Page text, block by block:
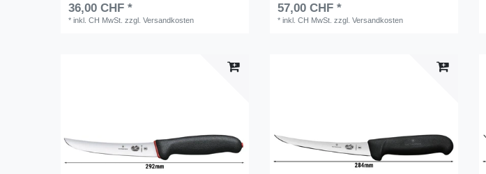
36,00 CHF *
*inkl. CH MwSt. zzgl.Versandkosten
57,00 CHF *
*inkl. CH MwSt. zzgl.Versandkosten